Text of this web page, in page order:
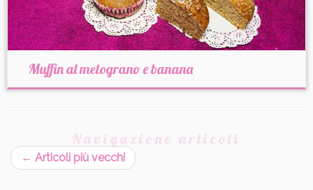
Muffin al melograno e banana
Navigazione articoli
← Articoli più vecchi